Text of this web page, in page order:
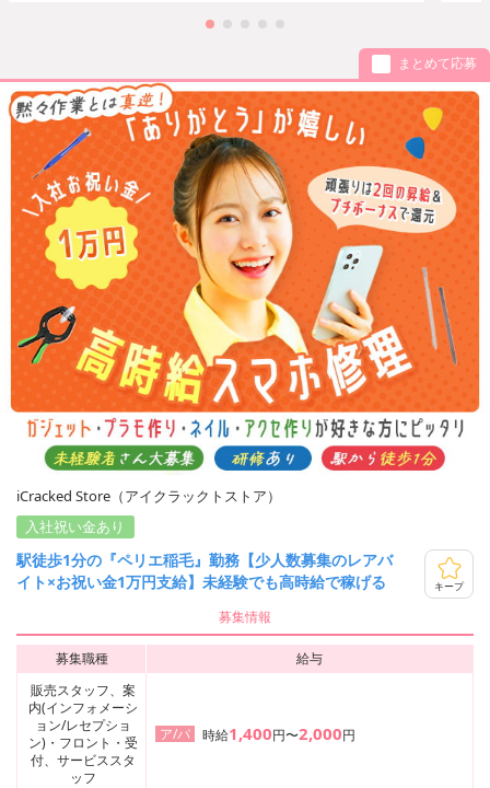
まとめて応募
iCracked Store（アイクラックトストア）
入社祝い金あり
駅徒歩1分の『ペリエ稲毛』勤務【少人数募集のレアバ
イト×お祝い金1万円支給】未経験でも高時給で稼げる
キープ
募集情報
募集職種
給与
販売スタッフ、案
内(インフォメーシ
ョン/レセプショ
ン)・フロント・受
付、サービススタ
ッフ
ア/パ 時給1,400円〜2,000円